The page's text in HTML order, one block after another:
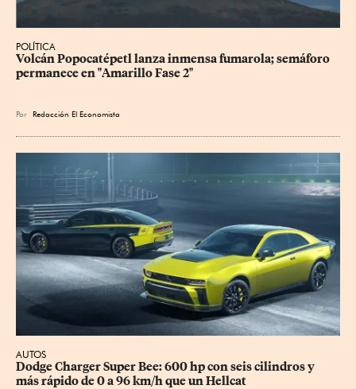
POLÍTICA
Volcán Popocatépetl lanza inmensa fumarola; semáforo
permanece en "Amarillo Fase 2"
Por Redacción El Economista
AUTOS
Dodge Charger Super Bee: 600 hp con seis cilindros y
más rápido de 0 a 96 km/h que un Hellcat